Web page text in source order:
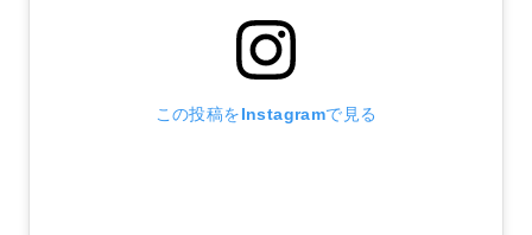
この投稿をInstagramで見る